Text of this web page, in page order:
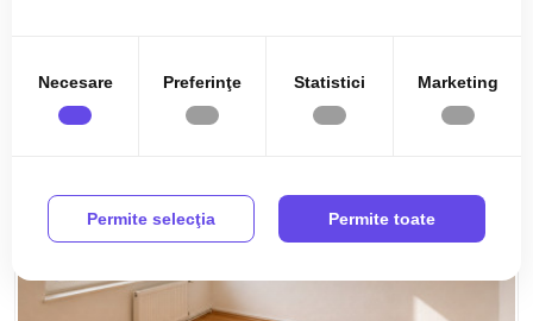
Necesare Preferinţe Statistici Marketing
Permite selecţia Permite toate